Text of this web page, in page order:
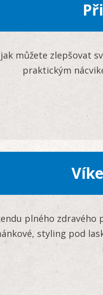
můžete zlepšovat
praktickým
plného zdravého
styling pod